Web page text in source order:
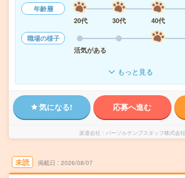
年齢層
20代
30代 40代
職場の様子
活気がある
もっと見る
気になる! 応募へ進む
派遣会社 パーソルテンプスタッフ株式会社
未読 掲載日 2026/08/07